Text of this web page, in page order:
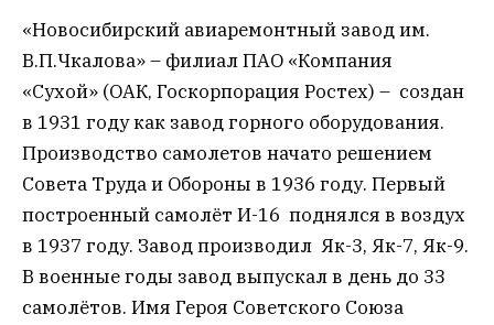
«Новосибирский авиаремонтный завод им.
В.П.Чкалова» – филиал ПАО «Компания
«Сухой» (ОАК, Госкорпорация Ростех) – создан
в 1931 году как завод горного оборудования.
Производство самолетов начато решением
Совета Труда и Обороны в 1936 году. Первый
построенный самолёт И-16 поднялся в воздух
в 1937 году. Завод производил Як-3, Як-7, Як-9.
В военные годы завод выпускал в день до 33
самолётов. Имя Героя Советского Союза